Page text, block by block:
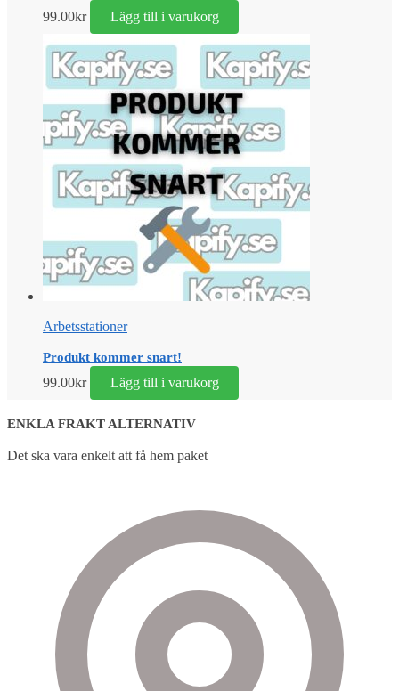
99.00kr Lägg till i varukorg
Arbetsstationer
Produkt kommer snart!
99.00kr Lägg till i varukorg
ENKLA FRAKT ALTERNATIV
Det ska vara enkelt att få hem paket